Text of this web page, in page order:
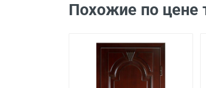
Установка
Демонтаж
Демонтаж
Похожие по цене